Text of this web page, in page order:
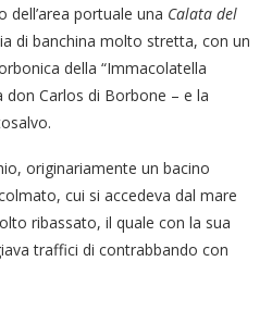
dell’area portuale una Calata del
di banchina molto stretta, con un
della “Immacolatella
Carlos di Borbone – e la
originariamente un bacino
cui si accedeva dal mare
ribassato, il quale con la sua
traffici di contrabbando con